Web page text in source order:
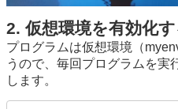
2. 仮想環境を有効化す
プログラムは仮想環境（
うので、毎回プログラムを実
します。